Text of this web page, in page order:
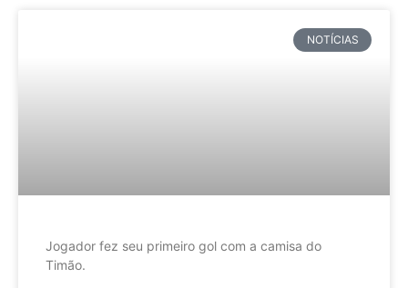
NOTÍCIAS
Jogador fez seu primeiro gol com a camisa do
Timão.